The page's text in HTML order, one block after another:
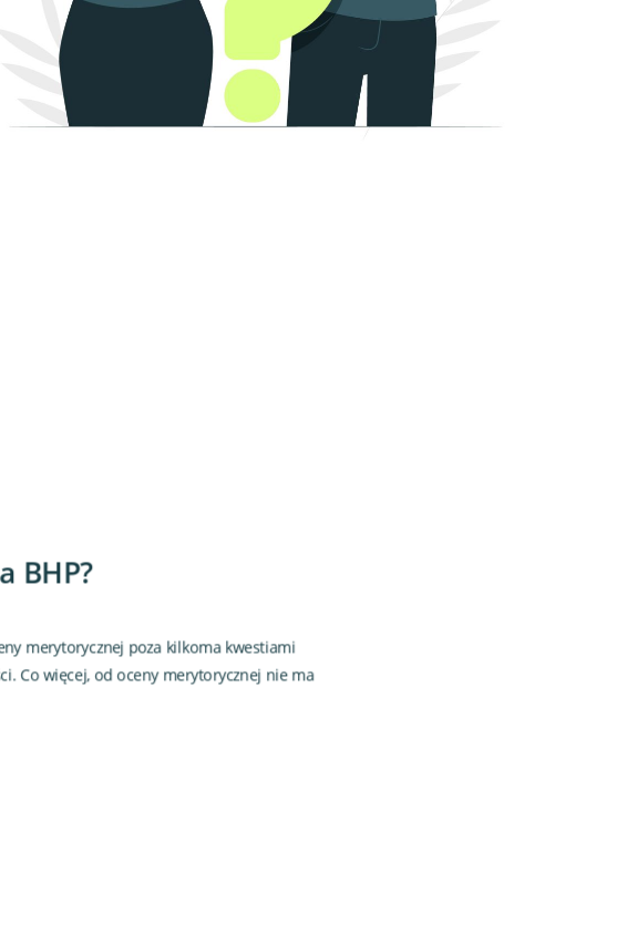
BHP?
merytorycznej poza kilkoma kwestiami
Co więcej, od oceny merytorycznej nie ma